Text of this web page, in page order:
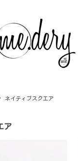
ネイティブスクエア
ア